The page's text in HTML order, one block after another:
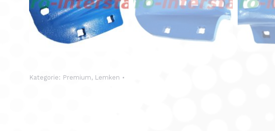
Kategorie: Premium, Lemken